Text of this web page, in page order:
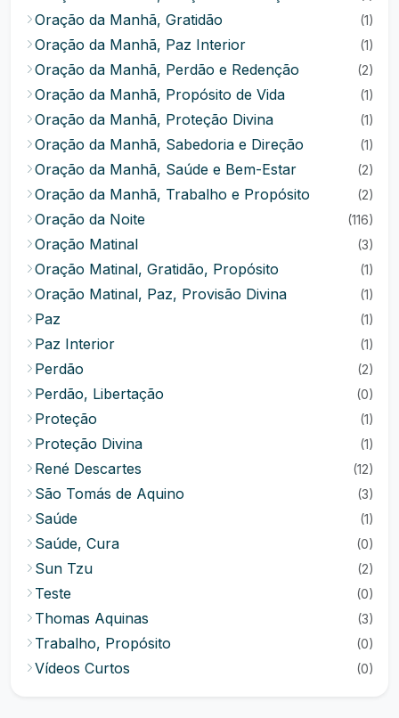
Oração da Manhã, Gratidão (1)
Oração da Manhã, Paz Interior (1)
Oração da Manhã, Perdão e Redenção (2)
Oração da Manhã, Propósito de Vida (1)
Oração da Manhã, Proteção Divina (1)
Oração da Manhã, Sabedoria e Direção (1)
Oração da Manhã, Saúde e Bem-Estar (2)
Oração da Manhã, Trabalho e Propósito (2)
Oração da Noite (116)
Oração Matinal (3)
Oração Matinal, Gratidão, Propósito (1)
Oração Matinal, Paz, Provisão Divina (1)
Paz (1)
Paz Interior (1)
Perdão (2)
Perdão, Libertação (0)
Proteção (1)
Proteção Divina (1)
René Descartes (12)
São Tomás de Aquino (3)
Saúde (1)
Saúde, Cura (0)
Sun Tzu (2)
Teste (0)
Thomas Aquinas (3)
Trabalho, Propósito (0)
Vídeos Curtos (0)